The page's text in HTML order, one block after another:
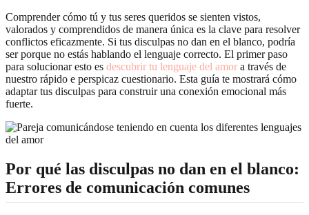
Comprender cómo tú y tus seres queridos se sienten vistos,
valorados y comprendidos de manera única es la clave para resolver
conflictos eficazmente. Si tus disculpas no dan en el blanco, podría
ser porque no estás hablando el lenguaje correcto. El primer paso
para solucionar esto es descubrir tu lenguaje del amor a través de
nuestro rápido e perspicaz cuestionario. Esta guía te mostrará cómo
adaptar tus disculpas para construir una conexión emocional más
fuerte.
Por qué las disculpas no dan en el blanco:
Errores de comunicación comunes